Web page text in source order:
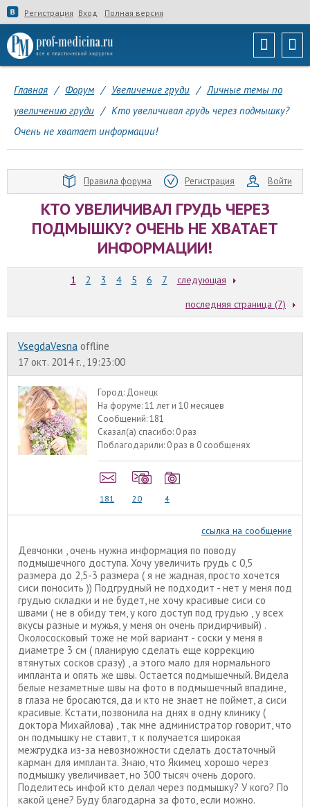
Регистрация Вход Полная версия
Главная / Форум / Увеличение груди / Личные темы по
увеличению груди / Кто увеличивал грудь через подмышку?
Очень не хватает информации!
Правила форума Регистрация Войти
КТО УВЕЛИЧИВАЛ ГРУДЬ ЧЕРЕЗ
ПОДМЫШКУ? ОЧЕНЬ НЕ ХВАТАЕТ
ИНФОРМАЦИИ!
1 2 3 4 5 6 7
следующая
последняя страница (7)
VsegdaVesna offline
17 окт. 2014 г., 19:23:00
Город: Донецк
На форуме:11 лет и 10 месяцев
Сообщений:181
Сказал(а) спасибо: 0 раз
Поблагодарили: 0 раз в 0 сообщенях
181 20 4
ссылка на сообщение
Девчонки , очень нужна информация по поводу
подмышечного доступа. Хочу увеличить грудь с 0,5
размера до 2,5-3 размера ( я не жадная, просто хочется
сиси поносить )) Подгрудный не подходит - нет у меня под
грудью складки и не будет, не хочу красивые сиси со
швами ( не в обиду тем, у кого доступ под грудью , у всех
вкусы разные и мужья, у меня он очень придирчивый) .
Околососковый тоже не мой вариант - соски у меня в
диаметре 3 см ( планирую сделать еще коррекцию
втянутых сосков сразу) , а этого мало для нормального
импланта и опять же швы. Остается подмышечный. Видела
белые незаметные швы на фото в подмышечный впадине,
в глаза не бросаются, да и кто не знает не поймет, а сиси
красивые. Кстати, позвонила на днях в одну клинику (
доктора Михайлова) , так мне администратор говорит, что
он подмышку не ставит, т к получается широкая
межгрудка из-за невозможности сделать достаточный
карман для импланта. Знаю, что Якимец хорошо через
подмышку увеличивает, но 300 тысяч очень дорого.
Поделитесь инфой кто делал через подмышку? У кого? По
какой цене? Буду благодарна за фото, если можно.